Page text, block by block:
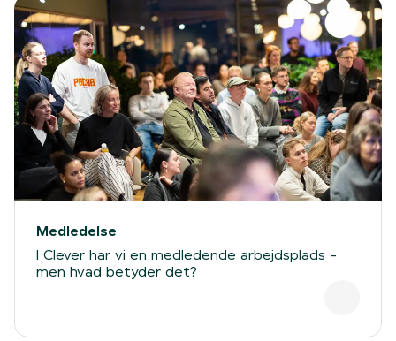
Medledelse
I Clever har vi en medledende arbejdsplads -
men hvad betyder det?